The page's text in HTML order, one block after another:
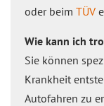
oder beim TÜV
Wie kann ich
Sie können
Krankheit
Autofahren zu